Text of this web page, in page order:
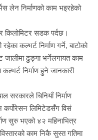
लेन निर्माणको काम भइरहेको
किलोमिटर सडक पर्दछ।
कल्भर्ट निर्माण गर्ने, बाटोको
जालीमा ढुङ्गा भर्नेलगायत काम
निर्माण हुने जानकारी
सरकारले चिनियाँ निर्माण
कर्पोरेसन लिमिटेडसँग विसं
सुरु भएको ४२ महिनाभित्र
काम निकै सुस्त गतिमा